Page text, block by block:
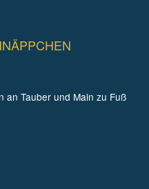
an Tauber und Main zu Fuß